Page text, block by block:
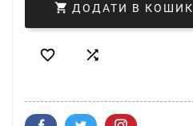
 ДОДАТИ В КОШИК
 